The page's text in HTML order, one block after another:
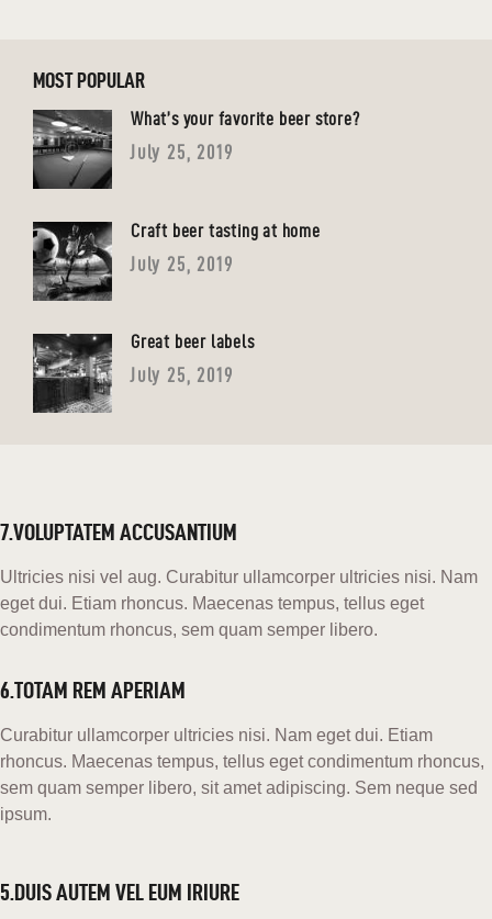
MOST POPULAR
What’s your favorite beer store?
July 25, 2019
Craft beer tasting at home
July 25, 2019
Great beer labels
July 25, 2019
7.VOLUPTATEM ACCUSANTIUM
Ultricies nisi vel aug. Curabitur ullamcorper ultricies nisi. Nam
eget dui. Etiam rhoncus. Maecenas tempus, tellus eget
condimentum rhoncus, sem quam semper libero.
6.TOTAM REM APERIAM
Curabitur ullamcorper ultricies nisi. Nam eget dui. Etiam
rhoncus. Maecenas tempus, tellus eget condimentum rhoncus,
sem quam semper libero, sit amet adipiscing. Sem neque sed
ipsum.
5.DUIS AUTEM VEL EUM IRIURE